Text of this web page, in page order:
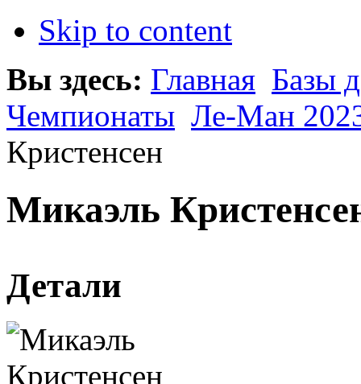
Skip to content
Вы здесь: Главная Базы
Чемпионаты Ле-Ман
Кристенсен
Микаэль
Детали